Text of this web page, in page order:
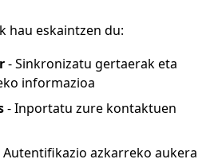
hau eskaintzen du:
- Sinkronizatu gertaerak eta
informazioa
- Inportatu zure kontaktuen
Autentifikazio azkarreko aukera